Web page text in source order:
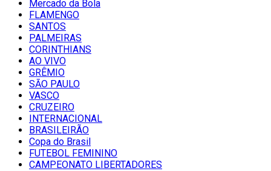
Mercado da Bola
FLAMENGO
SANTOS
PALMEIRAS
CORINTHIANS
AO VIVO
GRÊMIO
SĀO PAULO
VASCO
CRUZEIRO
INTERNACIONAL
BRASILEIRÃO
Copa do Brasil
FUTEBOL FEMININO
CAMPEONATO LIBERTADORES